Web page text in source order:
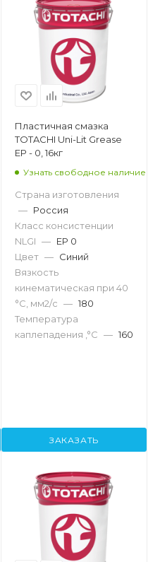
Пластичная смазка
TOTACHI Uni-Lit Grease
EP - 0, 16кг
Узнать свободное наличие
Страна изготовления
— Россия
Класс консистенции
NLGI — EP 0
Цвет — Синий
Вязкость
кинематическая при 40
°С, мм2/с — 180
Температура
каплепадения ,°C — 160
ЗАКАЗАТЬ